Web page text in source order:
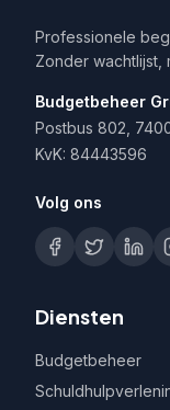
Professionele
Zonder wachtlijst,
Budgetbeheer
Postbus 802,
KvK: 84443596
Volg ons
Diensten
Budgetbeheer